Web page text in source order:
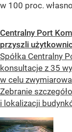
w 100 proc.
Centralny Port
przyszli
Spółka Centralny
konsultacje z 35
w celu
Zebranie
i lokalizacji